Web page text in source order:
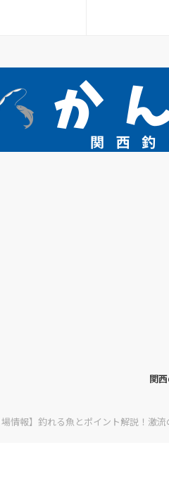
関
場情報】釣れる魚とポイント解説！激